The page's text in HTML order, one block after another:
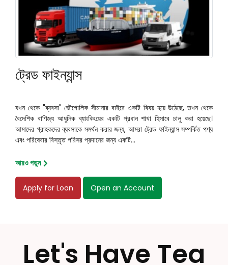
ট্রেড ফাইন্যান্স
যখন থেকে "ব্যবসা" ভৌগোলিক সীমানার বাইরে একটি বিষয় হয়ে উঠেছে, তখন থেকে
বৈদেশিক বাণিজ্য আধুনিক ব্যাংকিংয়ের একটি প্রধান শাখা হিসাবে চালু করা হয়েছে।
আমাদের গ্রাহকদের ব্যবসাকে সমর্থন করার জন্য, আমরা ট্রেড ফাইন্যান্স সম্পর্কিত পণ্য
এবং পরিষেবার বিস্তৃত পরিসর প্রদানের জন্য একটি...
আরও পড়ুন
Apply for Loan Open an Account
Let's Have Tea